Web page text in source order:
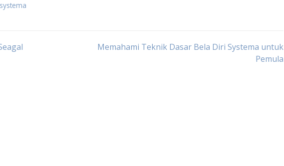
Memahami Teknik Dasar Bela Diri Systema untuk
Pemula